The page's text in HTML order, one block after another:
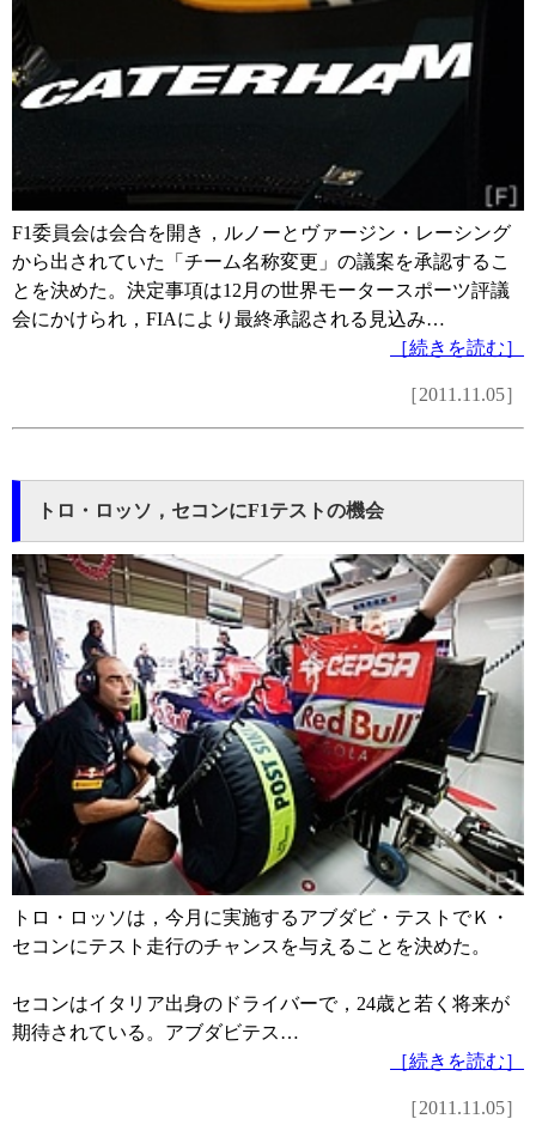
F1委員会は会合を開き，ルノーとヴァージン・レーシング
から出されていた「チーム名称変更」の議案を承認するこ
とを決めた。決定事項は12月の世界モータースポーツ評議
会にかけられ，FIAにより最終承認される見込み…
［続きを読む］
［2011.11.05］
トロ・ロッソ，セコンにF1テストの機会
トロ・ロッソは，今月に実施するアブダビ・テストでＫ・
セコンにテスト走行のチャンスを与えることを決めた。
セコンはイタリア出身のドライバーで，24歳と若く将来が
期待されている。アブダビテス…
［続きを読む］
［2011.11.05］